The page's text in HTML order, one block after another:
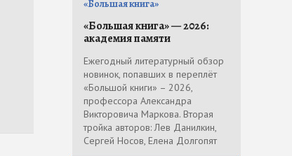
«Большая книга»
«Большая книга» — 2026:
академия памяти
Ежегодный литературный обзор
новинок, попавших в переплёт
«Большой книги» – 2026,
профессора Александра
Викторовича Маркова. Вторая
тройка авторов: Лев Данилкин,
Сергей Носов, Елена Долгопят